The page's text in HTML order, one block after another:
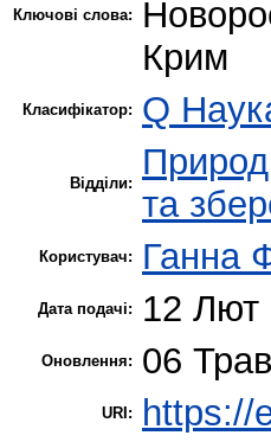
Ключові слова:
Крим
Класифікатор: Q
Відділи:
та
Користувач: Ганна
Дата подачі: 12 Лют
Оновлення: 06
URI: https://